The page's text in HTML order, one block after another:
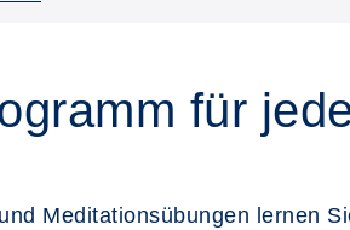
für
Meditationsübungen lernen